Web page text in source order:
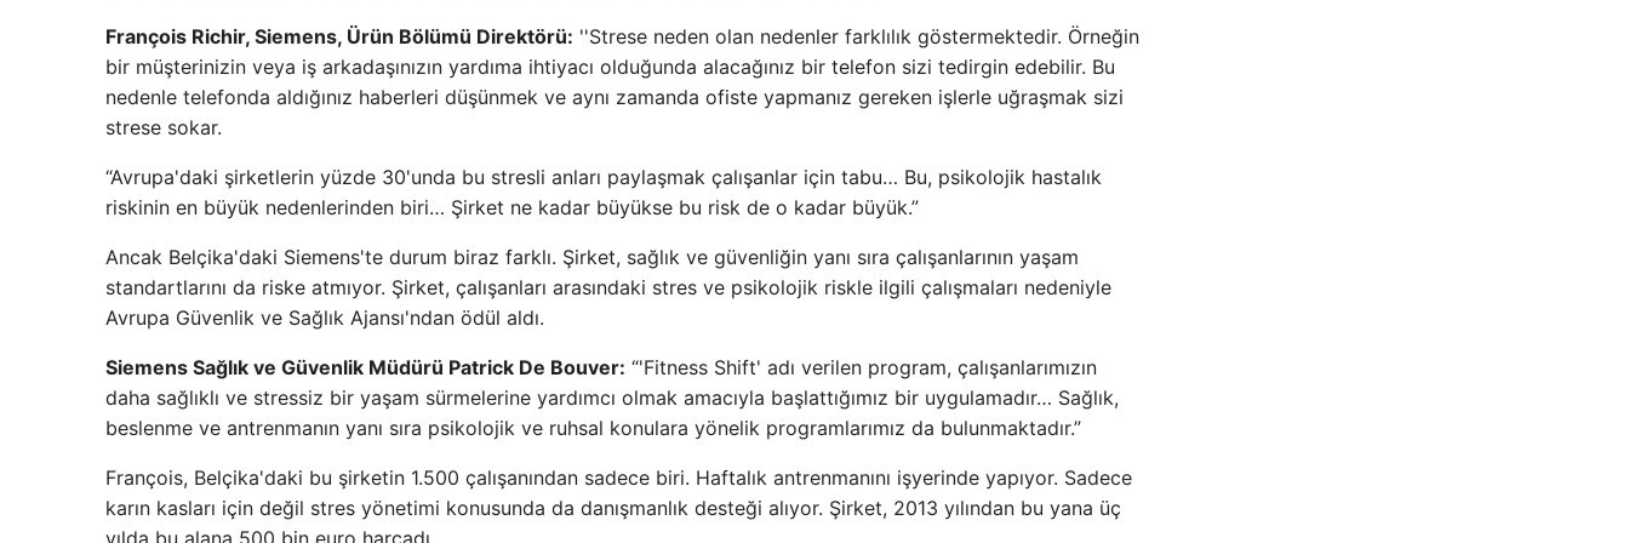
François Richir, Siemens, Ürün Bölümü Direktörü: ''Strese neden olan nedenler farklılık göstermektedir. Örneğin
bir müşterinizin veya iş arkadaşınızın yardıma ihtiyacı olduğunda alacağınız bir telefon sizi tedirgin edebilir. Bu
nedenle telefonda aldığınız haberleri düşünmek ve aynı zamanda ofiste yapmanız gereken işlerle uğraşmak sizi
strese sokar.
“Avrupa'daki şirketlerin yüzde 30'unda bu stresli anları paylaşmak çalışanlar için tabu… Bu, psikolojik hastalık
riskinin en büyük nedenlerinden biri… Şirket ne kadar büyükse bu risk de o kadar büyük.”
Ancak Belçika'daki Siemens'te durum biraz farklı. Şirket, sağlık ve güvenliğin yanı sıra çalışanlarının yaşam
standartlarını da riske atmıyor. Şirket, çalışanları arasındaki stres ve psikolojik riskle ilgili çalışmaları nedeniyle
Avrupa Güvenlik ve Sağlık Ajansı'ndan ödül aldı.
Siemens Sağlık ve Güvenlik Müdürü Patrick De Bouver: “'Fitness Shift' adı verilen program, çalışanlarımızın
daha sağlıklı ve stressiz bir yaşam sürmelerine yardımcı olmak amacıyla başlattığımız bir uygulamadır… Sağlık,
beslenme ve antrenmanın yanı sıra psikolojik ve ruhsal konulara yönelik programlarımız da bulunmaktadır.”
François, Belçika'daki bu şirketin 1.500 çalışanından sadece biri. Haftalık antrenmanını işyerinde yapıyor. Sadece
karın kasları için değil stres yönetimi konusunda da danışmanlık desteği alıyor. Şirket, 2013 yılından bu yana üç
yılda bu alana 500 bin euro harcadı.